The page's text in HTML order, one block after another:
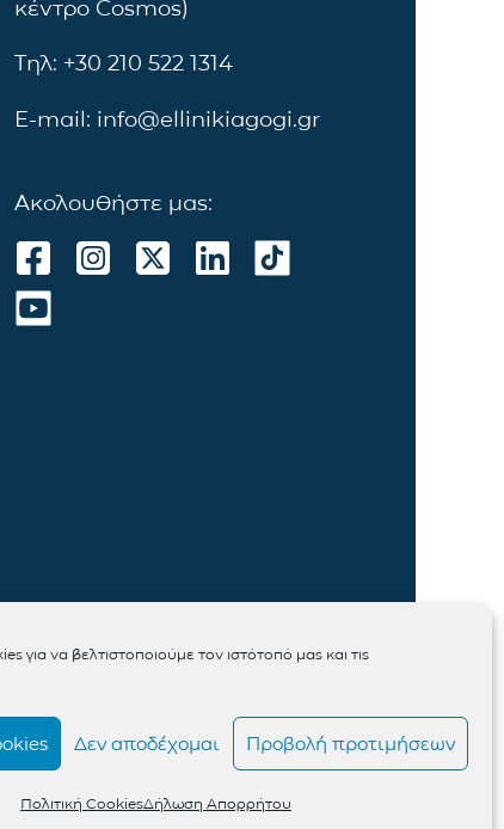
για να βελτιστοποιούμε τον ιστότοπό μας και τις
Δεν αποδέχομαι Προβολή προτιμήσεων
Πολιτική CookiesΔήλωση Απορρήτου
κέντρο Cosmos)
Τηλ: +30 210 522 1314
E-mail: info@ellinikiagogi.gr
Ακολουθήστε μας: